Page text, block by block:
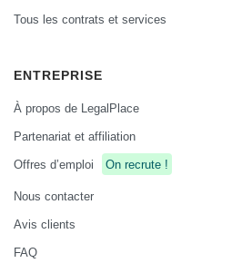
Tous les contrats et services
ENTREPRISE
À propos de LegalPlace
Partenariat et affiliation
Offres d’emploi
On recrute !
Nous contacter
Avis clients
FAQ